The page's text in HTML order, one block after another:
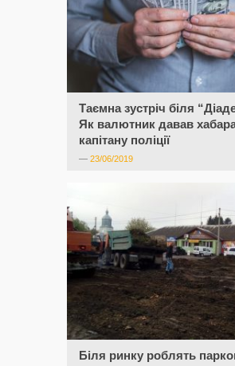
Таємна зустріч біля
Як валютник давав
капітану поліції
— 23/06/2019
Біля ринку роблять